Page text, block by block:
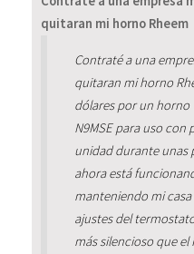
quitaran mi horno Rheem
Contraté a una
quitaran mi horno
dólares por un horno
N9MSE para uso con
unidad durante unas
ahora está
manteniendo mi
ajustes del
más silencioso que